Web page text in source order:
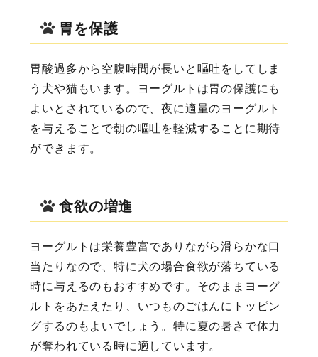
胃を保護
胃酸過多から空腹時間が長いと嘔吐をしてしま
う犬や猫もいます。ヨーグルトは胃の保護にも
よいとされているので、夜に適量のヨーグルト
を与えることで朝の嘔吐を軽減することに期待
ができます。
食欲の増進
ヨーグルトは栄養豊富でありながら滑らかな口
当たりなので、特に犬の場合食欲が落ちている
時に与えるのもおすすめです。そのままヨーグ
ルトをあたえたり、いつものごはんにトッピン
グするのもよいでしょう。特に夏の暑さで体力
が奪われている時に適しています。